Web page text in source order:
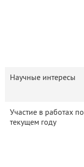
Научные интересы
Участие в работах
текущем году